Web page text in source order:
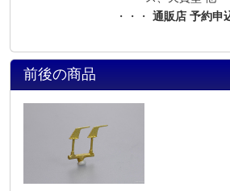
・・・ 通販店 予約申
前後の商品